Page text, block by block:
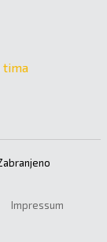
tima
Impressum